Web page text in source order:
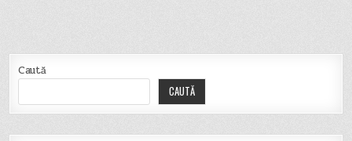
Caută
CAUTĂ